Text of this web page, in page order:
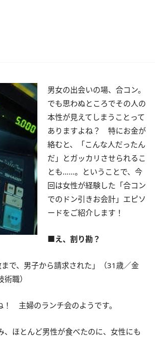
男女の出会いの場、合コン。
でも思わぬところでその人の
本性が見えてしまうことって
ありますよね？ 特にお金が
絡むと、「こんな人だったん
だ」とガッカリさせられるこ
とも……。ということで、今
回は女性が経験した「合コン
でのドン引きお会計」エピソ
ードをご紹介します！
■え、割り勘？
まで、男子から請求された」（31歳／金
職）
！ 主婦のランチ会のようです。
、ほとんど男性が食べたのに、女性にも